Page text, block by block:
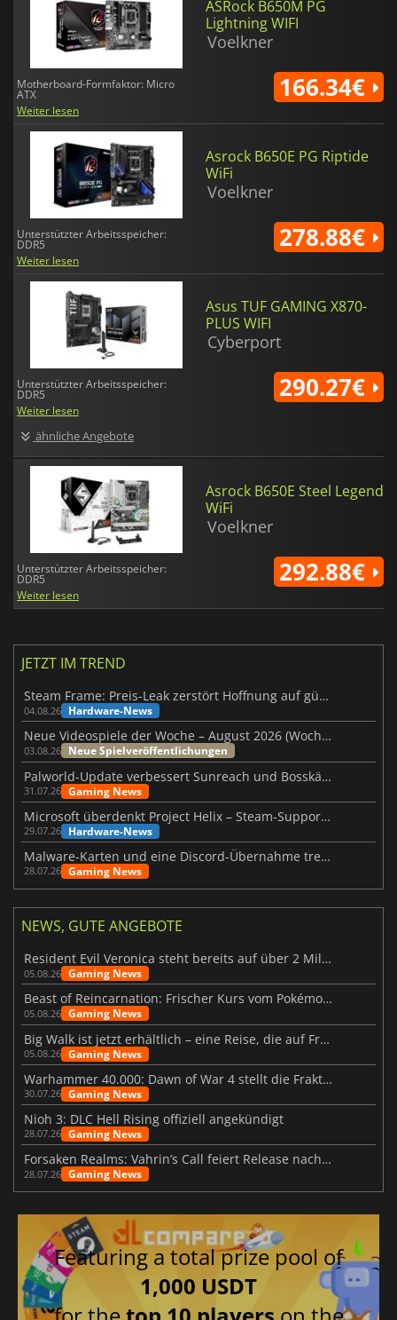
ASRock B650M PG
Lightning WIFI
Voelkner
Motherboard-Formfaktor: Micro
ATX
Weiter lesen
166.34€
Asrock B650E PG Riptide
WiFi
Voelkner
Unterstützter Arbeitsspeicher:
DDR5
Weiter lesen
278.88€
Asus TUF GAMING X870-
PLUS WIFI
Cyberport
Unterstützter Arbeitsspeicher:
DDR5
Weiter lesen
ähnliche Angebote
290.27€
Asrock B650E Steel Legend
WiFi
Voelkner
Unterstützter Arbeitsspeicher:
DDR5
Weiter lesen
292.88€
JETZT IM TREND
Steam Frame: Preis-Leak zerstört Hoffnung auf günstiges VR-Headset
04.08.26 Hardware-News
Neue Videospiele der Woche – August 2026 (Woche 32)
03.08.26 Neue Spielveröffentlichungen
Palworld-Update verbessert Sunreach und Bosskämpfe deutlich
31.07.26 Gaming News
Microsoft überdenkt Project Helix – Steam-Support gefährdet
29.07.26 Hardware-News
Malware-Karten und eine Discord-Übernahme treffen Meccha Chameleon
28.07.26 Gaming News
NEWS, GUTE ANGEBOTE
Resident Evil Veronica steht bereits auf über 2 Millionen Wunschlisten
05.08.26 Gaming News
Beast of Reincarnation: Frischer Kurs vom Pokémon-Studio
05.08.26 Gaming News
Big Walk ist jetzt erhältlich – eine Reise, die auf Freundschaft basiert
05.08.26 Gaming News
Warhammer 40.000: Dawn of War 4 stellt die Fraktion der Necrons vor
30.07.26 Gaming News
Nioh 3: DLC Hell Rising offiziell angekündigt
28.07.26 Gaming News
Forsaken Realms: Vahrin’s Call feiert Release nach 10 Jahren
28.07.26 Gaming News
Featuring a total prize pool of
1,000 USDT